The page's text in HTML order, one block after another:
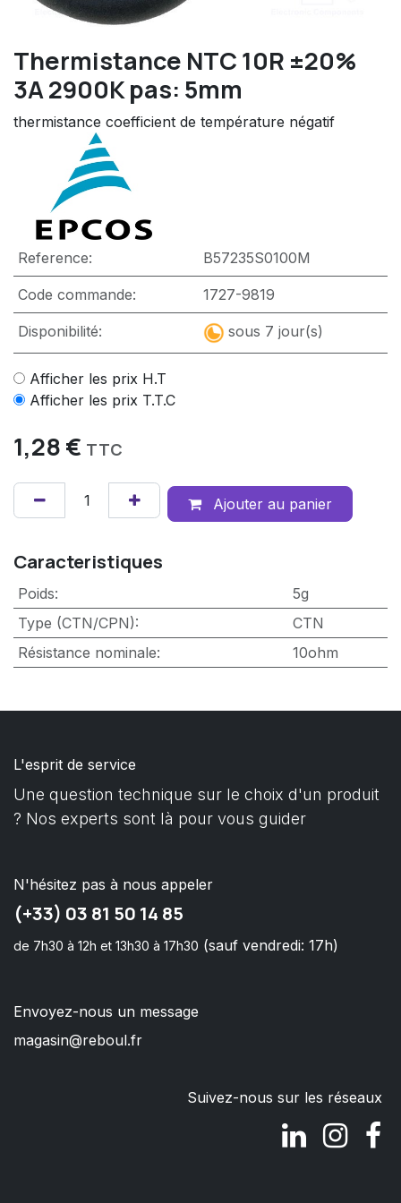
Thermistance NTC 10R ±20%
3A 2900K pas: 5mm
thermistance coefficient de température négatif
Reference: B57235S0100M
Code commande: 1727-9819
Disponibilité: sous 7 jour(s)
Afficher les prix H.T
Afficher les prix T.T.C
1,28€ TTC
Ajouter au panier
Caracteristiques
Poids:
5g
Type (CTN/CPN):
CTN
Résistance nominale: 10ohm
L'esprit de service
Une question technique sur le choix d'un produit
? Nos experts sont là pour vous guider
N'hésitez pas à nous appeler
(+33) 03 81 50 14 85
de 7h30 à 12h et 13h30 à 17h30 (sauf vendredi: 17h)
Envoyez-nous un message
magasin@reboul.fr
Suivez-nous sur les réseaux